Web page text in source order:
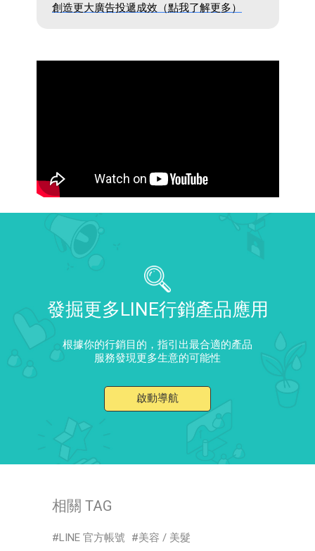
創造更大廣告投遞成效（點我了解更多）
發掘更多LINE行銷產品應用
根據你的行銷目的，指引出最合適的產品
服務發現更多生意的可能性
啟動導航
相關 TAG
LINE 官方帳號
美容 / 美髮